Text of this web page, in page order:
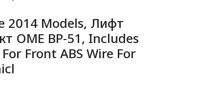
2014 Models, Лифт
OME BP-51, Includes
Front ABS Wire For